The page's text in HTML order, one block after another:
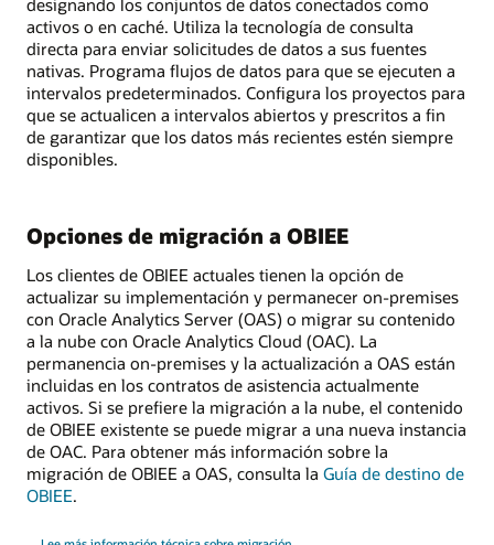
activos o en caché. Utiliza la tecnología de consulta
directa para enviar solicitudes de datos a sus fuentes
nativas. Programa flujos de datos para que se ejecuten a
intervalos predeterminados. Configura los proyectos para
que se actualicen a intervalos abiertos y prescritos a fin
de garantizar que los datos más recientes estén siempre
disponibles.
Opciones de migración a OBIEE
Los clientes de OBIEE actuales tienen la opción de
actualizar su implementación y permanecer on-premises
con Oracle Analytics Server (OAS) o migrar su contenido
a la nube con Oracle Analytics Cloud (OAC). La
permanencia on-premises y la actualización a OAS están
incluidas en los contratos de asistencia actualmente
activos. Si se prefiere la migración a la nube, el contenido
de OBIEE existente se puede migrar a una nueva instancia
de OAC. Para obtener más información sobre la
migración de OBIEE a OAS, consulta la Guía de destino de
OBIEE.